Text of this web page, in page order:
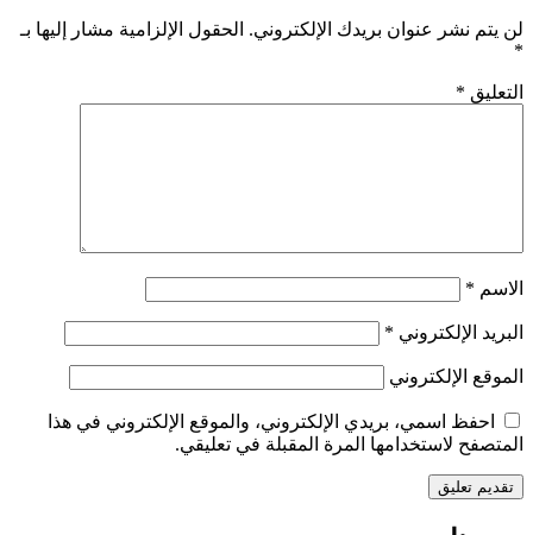
لن يتم نشر عنوان بريدك الإلكتروني. الحقول الإلزامية مشار إليها بـ
*
التعليق *
الاسم *
البريد الإلكتروني *
الموقع الإلكتروني
احفظ اسمي، بريدي الإلكتروني، والموقع الإلكتروني في هذا
المتصفح لاستخدامها المرة المقبلة في تعليقي.